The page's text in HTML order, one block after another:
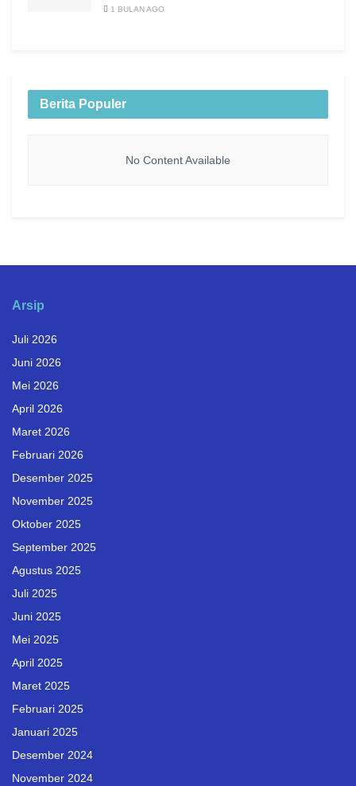
1 BULAN AGO
Berita Populer
No Content Available
Arsip
Juli 2026
Juni 2026
Mei 2026
April 2026
Maret 2026
Februari 2026
Desember 2025
November 2025
Oktober 2025
September 2025
Agustus 2025
Juli 2025
Juni 2025
Mei 2025
April 2025
Maret 2025
Februari 2025
Januari 2025
Desember 2024
November 2024